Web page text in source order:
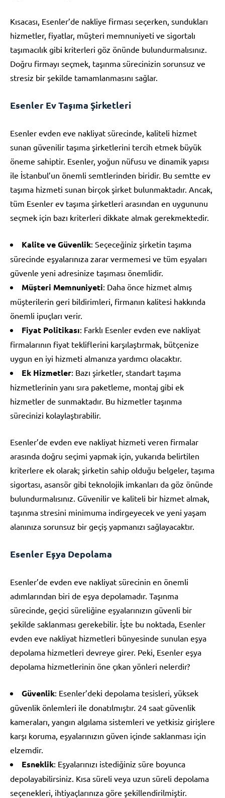
Kısacası, Esenler’de nakliye firması seçerken, sundukları
hizmetler, fiyatlar, müşteri memnuniyeti ve sigortalı
taşımacılık gibi kriterleri göz önünde bulundurmalısınız.
Doğru firmayı seçmek, taşınma sürecinizin sorunsuz ve
stresiz bir şekilde tamamlanmasını sağlar.
Esenler Ev Taşıma Şirketleri
Esenler evden eve nakliyat sürecinde, kaliteli hizmet
sunan güvenilir taşıma şirketlerini tercih etmek büyük
öneme sahiptir. Esenler, yoğun nüfusu ve dinamik yapısı
ile İstanbul’un önemli semtlerinden biridir. Bu semtte ev
taşıma hizmeti sunan birçok şirket bulunmaktadır. Ancak,
tüm Esenler ev taşıma şirketleri arasından en uygununu
seçmek için bazı kriterleri dikkate almak gerekmektedir.
Kalite ve Güvenlik: Seçeceğiniz şirketin taşıma
sürecinde eşyalarınıza zarar vermemesi ve tüm eşyaları
güvenle yeni adresinize taşıması önemlidir.
Müşteri Memnuniyeti: Daha önce hizmet almış
müşterilerin geri bildirimleri, firmanın kalitesi hakkında
önemli ipuçları verir.
Fiyat Politikası: Farklı Esenler evden eve nakliyat
firmalarının fiyat tekliflerini karşılaştırmak, bütçenize
uygun en iyi hizmeti almanıza yardımcı olacaktır.
Ek Hizmetler: Bazı şirketler, standart taşıma
hizmetlerinin yanı sıra paketleme, montaj gibi ek
hizmetler de sunmaktadır. Bu hizmetler taşınma
sürecinizi kolaylaştırabilir.
Esenler’de evden eve nakliyat hizmeti veren firmalar
arasında doğru seçimi yapmak için, yukarıda belirtilen
kriterlere ek olarak; şirketin sahip olduğu belgeler, taşıma
sigortası, asansör gibi teknolojik imkanları da göz önünde
bulundurmalısınız. Güvenilir ve kaliteli bir hizmet almak,
taşınma stresini minimuma indirgeyecek ve yeni yaşam
alanınıza sorunsuz bir geçiş yapmanızı sağlayacaktır.
Esenler Eşya Depolama
Esenler’de evden eve nakliyat sürecinin en önemli
adımlarından biri de eşya depolamadır. Taşınma
sürecinde, geçici süreliğine eşyalarınızın güvenli bir
şekilde saklanması gerekebilir. İşte bu noktada, Esenler
evden eve nakliyat hizmetleri bünyesinde sunulan eşya
depolama hizmetleri devreye girer. Peki, Esenler eşya
depolama hizmetlerinin öne çıkan yönleri nelerdir?
Güvenlik: Esenler’deki depolama tesisleri, yüksek
güvenlik önlemleri ile donatılmıştır. 24 saat güvenlik
kameraları, yangın algılama sistemleri ve yetkisiz girişlere
karşı koruma, eşyalarınızın güven içinde saklanması için
elzemdir.
Esneklik: Eşyalarınızı istediğiniz süre boyunca
depolayabilirsiniz. Kısa süreli veya uzun süreli depolama
seçenekleri, ihtiyaçlarınıza göre şekillendirilmiştir.